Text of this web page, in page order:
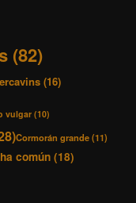
(82)
(16)
vulgar (10)
Cormorán grande(11)
común (18)